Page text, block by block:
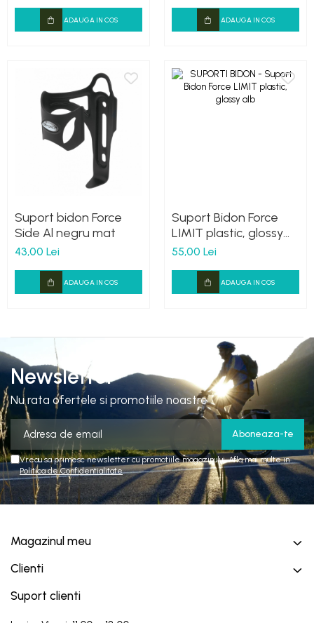
ADAUGA IN COS ADAUGA IN COS
Suport bidon Force
Side Al negru mat
43,00 Lei
ADAUGA IN COS
Suport Bidon Force
LIMIT plastic, glossy
alb
55,00 Lei
ADAUGA IN COS
Newsletter
Nu rata ofertele si promotiile noastre
Vreau sa primesc newsletter cu promotiile magazinului. Afla mai multe in
Politica de Confidentialitate
Magazinul meu
Clienti
Suport clienti